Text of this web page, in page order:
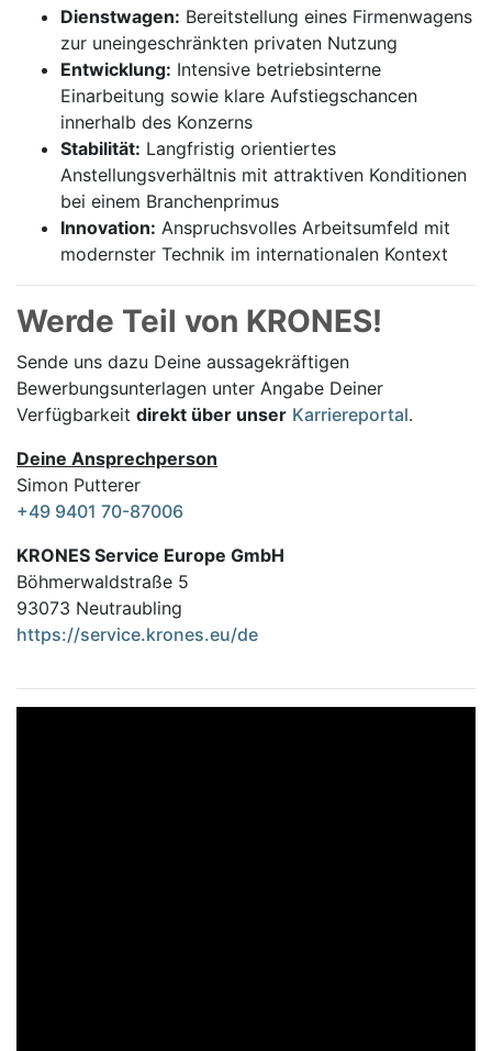
Dienstwagen: Bereitstellung eines Firmenwagens
zur uneingeschränkten privaten Nutzung
Entwicklung: Intensive betriebsinterne
Einarbeitung sowie klare Aufstiegschancen
innerhalb des Konzerns
Stabilität: Langfristig orientiertes
Anstellungsverhältnis mit attraktiven Konditionen
bei einem Branchenprimus
Innovation: Anspruchsvolles Arbeitsumfeld mit
modernster Technik im internationalen Kontext
Werde Teil von KRONES!
Sende uns dazu Deine aussage­kräftigen
Bewerbungsunterlagen unter Angabe Deiner
Verfügbarkeit direkt über unser Karriereportal.
Deine Ansprechperson
Simon Putterer
+49 9401 70-87006
KRONES Service Europe GmbH
Böhmerwaldstraße 5
93073 Neutraubling
https://service.krones.eu/de